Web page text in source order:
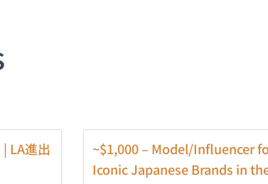
| LA進出
~$1,000 – Model/Influencer
Iconic Japanese Brands in